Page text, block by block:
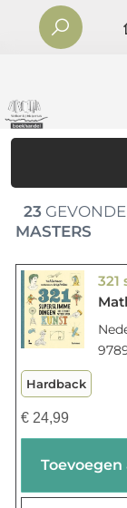
23
MASTERS
Hardback
€24,99